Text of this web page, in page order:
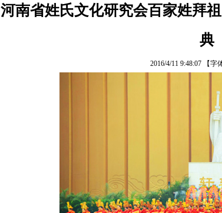
河南省姓氏文化研究会百家姓拜
典
2016/4/11 9:48:07 【字